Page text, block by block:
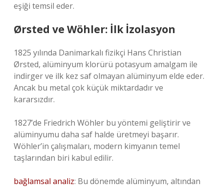
eşiği temsil eder.
Ørsted ve Wöhler: İlk İzolasyon
1825 yılında Danimarkalı fizikçi Hans Christian
Ørsted, alüminyum klorürü potasyum amalgam ile
indirger ve ilk kez saf olmayan alüminyum elde eder.
Ancak bu metal çok küçük miktardadır ve
kararsızdır.
1827’de Friedrich Wöhler bu yöntemi geliştirir ve
alüminyumu daha saf halde üretmeyi başarır.
Wöhler’in çalışmaları, modern kimyanın temel
taşlarından biri kabul edilir.
bağlamsal analiz: Bu dönemde alüminyum, altından